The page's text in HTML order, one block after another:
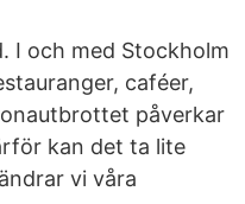
I och med Stockholm
caféer,
påverkar
kan det ta lite
vi våra